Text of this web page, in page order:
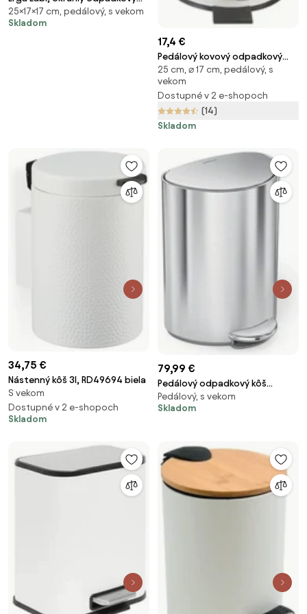
kôš 3l z nerezovej ocele, čierna
matná, ERG-YKA-CH.LABI-BLK
25×17×17 cm, pedálový, s vekom
Skladom
17,4 €
Pedálový kovový odpadkový
kôš 3 l – Orion
25 cm, ⌀ 17 cm, pedálový, s
vekom
Dostupné v 2 e-shopoch
(14)
Skladom
34,75 €
Nástenný kôš 3l, RD49694 biela
S vekom
Dostupné v 2 e-shopoch
Skladom
79,99 €
Pedálový odpadkový kôš
Simplehuman 6 l kartáčovaná
nerez SHCW2106
Pedálový, s vekom
Skladom